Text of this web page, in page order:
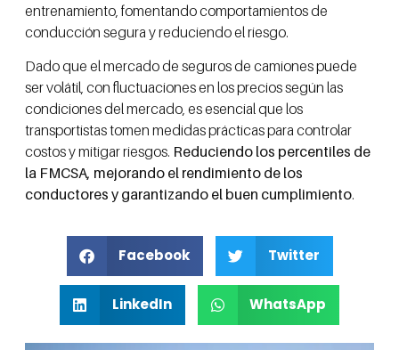
entrenamiento, fomentando comportamientos de
conducción segura y reduciendo el riesgo.
Dado que el mercado de seguros de camiones puede
ser volátil, con fluctuaciones en los precios según las
condiciones del mercado, es esencial que los
transportistas tomen medidas prácticas para controlar
costos y mitigar riesgos. Reduciendo los percentiles de
la FMCSA, mejorando el rendimiento de los
conductores y garantizando el buen cumplimiento.
Facebook Twitter
LinkedIn WhatsApp